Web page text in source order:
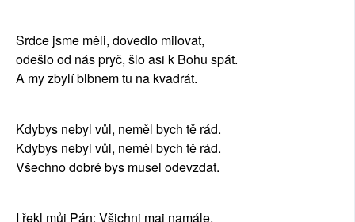
Srdce jsme měli, dovedlo milovat,
odešlo od nás pryč, šlo asi k Bohu spát.
A my zbylí blbnem tu na kvadrát.
Kdybys nebyl vůl, neměl bych tě rád.
Kdybys nebyl vůl, neměl bych tě rád.
Všechno dobré bys musel odevzdat.
I řekl můj Pán: Všichni maj namále,